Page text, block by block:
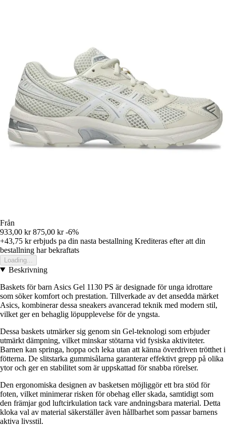
Från
933,00 kr 875,00 kr -6%
+43,75 krerbjuds pa din nasta bestallning Krediteras efter att din
bestallning har bekraftats
Loading...
Beskrivning
Baskets för barn Asics Gel 1130 PS är designade för unga idrottare
som söker komfort och prestation. Tillverkade av det ansedda märket
Asics, kombinerar dessa sneakers avancerad teknik med modern stil,
vilket ger en behaglig löpupplevelse för de yngsta.
Dessa baskets utmärker sig genom sin Gel-teknologi som erbjuder
utmärkt dämpning, vilket minskar stötarna vid fysiska aktiviteter.
Barnen kan springa, hoppa och leka utan att känna överdriven trötthet i
fötterna. De slitstarka gummisålarna garanterar effektivt grepp på olika
ytor och ger en stabilitet som är uppskattad för snabba rörelser.
Den ergonomiska designen av basketsen möjliggör ett bra stöd för
foten, vilket minimerar risken för obehag eller skada, samtidigt som
den främjar god luftcirkulation tack vare andningsbara material. Detta
kloka val av material säkerställer även hållbarhet som passar barnens
aktiva livsstil.